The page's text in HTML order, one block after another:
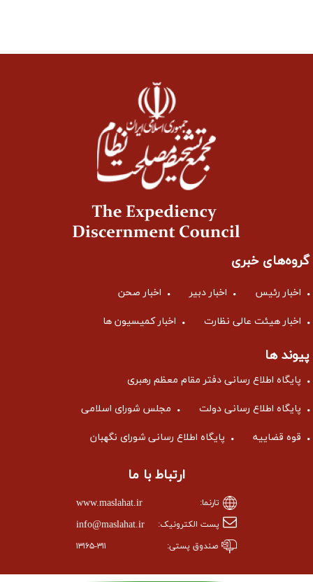
گروه‌های خبری
اخبار رئیس اخبار دبیر اخبار صحن
اخبار هیئت عالی نظارت اخبار کمیسیون ها
پیوند ها
پایگاه اطلاع رسانی دفتر مقام معظم رهبری
پایگاه اطلاع رسانی دولت مجلس شورای اسلامی
قوه قضاییه پایگاه اطلاع رسانی شورای نگهبان
ارتباط با ما
تارنما: www.maslahat.ir
پست الکترونیک: info@maslahat.ir
صندوق پستی: ۱۳۱۶۵-۳۱۱